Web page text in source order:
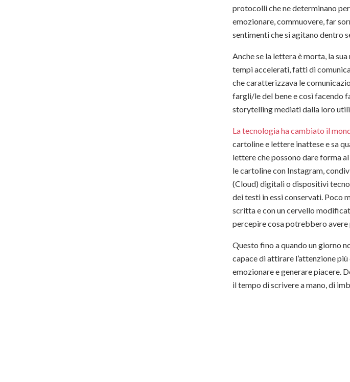
protocolli che ne determinano
emozionare, commuovere, far
sentimenti che si agitano dentro
Anche se la lettera è morta, la
tempi accelerati, fatti di
che caratterizzava le
fargli/le del bene e così facendo
storytelling mediati dalla loro
La tecnologia ha cambiato il
cartoline e lettere inattese e sa
lettere che possono dare forma
le cartoline con Instagram,
(Cloud) digitali o dispositivi
dei testi in essi conservati. Poco
scritta e con un cervello
percepire cosa potrebbero avere
Questo fino a quando un giorno
capace di attirare l’attenzione
emozionare e generare piacere.
il tempo di scrivere a mano, di